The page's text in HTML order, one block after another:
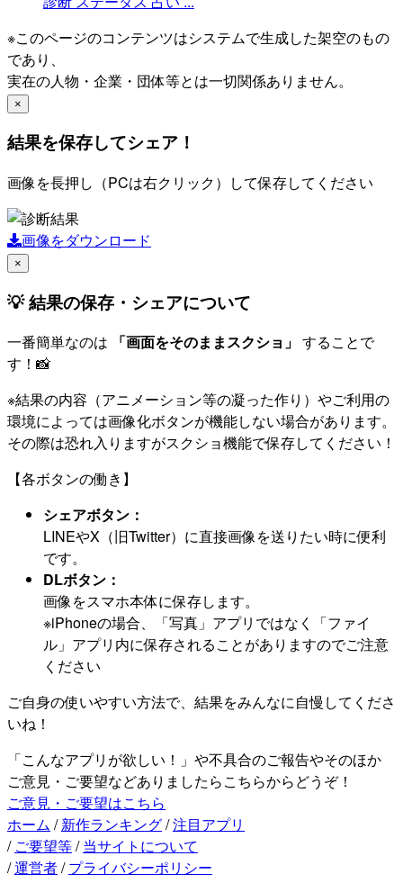
※このページのコンテンツはシステムで生成した架空のもの
であり、
実在の人物・企業・団体等とは一切関係ありません。
×
結果を保存してシェア！
画像を長押し（PCは右クリック）して保存してください
画像をダウンロード
×
💡 結果の保存・シェアについて
一番簡単なのは 「画面をそのままスクショ」 することで
す！📸
※結果の内容（アニメーション等の凝った作り）やご利用の
環境によっては画像化ボタンが機能しない場合があります。
その際は恐れ入りますがスクショ機能で保存してください！
【各ボタンの働き】
シェアボタン：
LINEやX（旧Twitter）に直接画像を送りたい時に便利
です。
DLボタン：
画像をスマホ本体に保存します。
※iPhoneの場合、「写真」アプリではなく「ファイ
ル」アプリ内に保存されることがありますのでご注意
ください
ご自身の使いやすい方法で、結果をみんなに自慢してくださ
いね！
「こんなアプリが欲しい！」や不具合のご報告やそのほか
ご意見・ご要望などありましたらこちらからどうぞ！
ご意見・ご要望はこちら
ホーム / 新作ランキング/注目アプリ
/ ご要望等/ 当サイトについて
/運営者/ プライバシーポリシー